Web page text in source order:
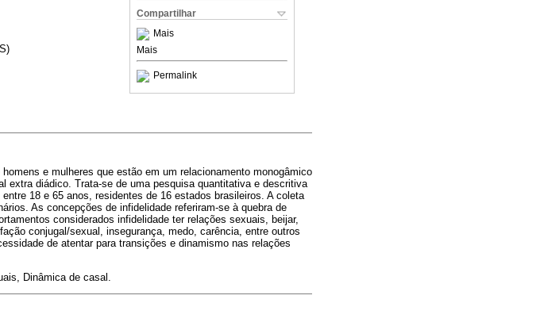
Compartilhar
Mais
Mais
Permalink
e mulheres que estão em um relacionamento monogâmico
diádico. Trata-se de uma pesquisa quantitativa e descritiva
18 e 65 anos, residentes de 16 estados brasileiros. A coleta
As concepções de infidelidade referiram-se à quebra de
considerados infidelidade ter relações sexuais, beijar,
conjugal/sexual, insegurança, medo, carência, entre outros
de atentar para transições e dinamismo nas relações
Dinâmica de casal.